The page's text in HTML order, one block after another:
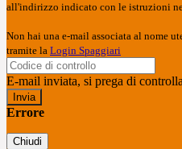
all'indirizzo indicato con le istruzioni
Non hai una e-mail associata al nome
tramite la Login Spaggiari
E-mail inviata, si prega di
Errore
Chiudi